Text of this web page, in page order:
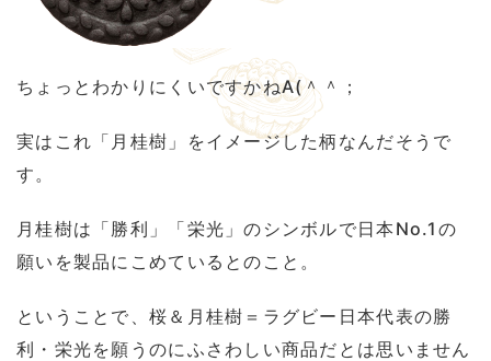
ちょっとわかりにくいですかねA(＾＾；
実はこれ「月桂樹」をイメージした柄なんだそうで
す。
月桂樹は「勝利」「栄光」のシンボルで日本No.1の
願いを製品にこめているとのこと。
ということで、桜＆月桂樹＝ラグビー日本代表の勝
利・栄光を願うのにふさわしい商品だとは思いません